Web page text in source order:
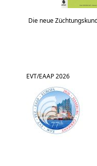
Die neue
EVT/EAAP 2026